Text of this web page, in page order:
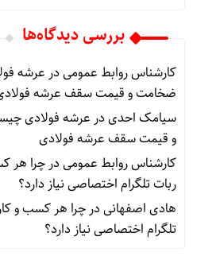
بررسی دیدگاه‌ها
کارشناس روابط عمومیدر عرشه
ضخامت و قیمت سقف عرشه
سیامک احدیدر عرشه فولادی
و قیمت سقف عرشه فولادی
کارشناس روابط عمومیدرچرا هر
ربات تلگرام اختصاصی نیاز دارد؟
هادی اصفهانیدرچرا هر کسب‌ و
تلگرام اختصاصی نیاز دارد؟